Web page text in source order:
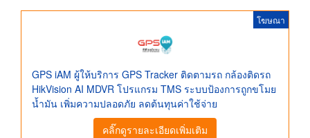
โฆษณา
GPS iAM ผู้ให้บริการ GPS Tracker ติดตามรถ กล้องติดรถ
HikVision AI MDVR โปรแกรม TMS ระบบป้องการถูกขโมย
น้ำมัน เพิ่มความปลอดภัย ลดต้นทุนค่าใช้จ่าย
คลิ๊กดูรายละเอียดเพิ่มเติม